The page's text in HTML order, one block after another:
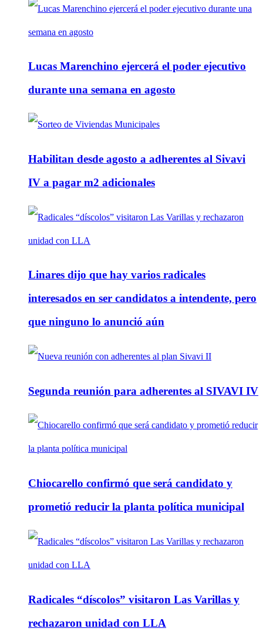
Lucas Marenchino ejercerá el poder ejecutivo
durante una semana en agosto
Habilitan desde agosto a adherentes al Sivavi
IV a pagar m2 adicionales
Linares dijo que hay varios radicales
interesados en ser candidatos a intendente, pero
que ninguno lo anunció aún
Segunda reunión para adherentes al SIVAVI IV
Chiocarello confirmó que será candidato y
prometió reducir la planta política municipal
Radicales “díscolos” visitaron Las Varillas y
rechazaron unidad con LLA